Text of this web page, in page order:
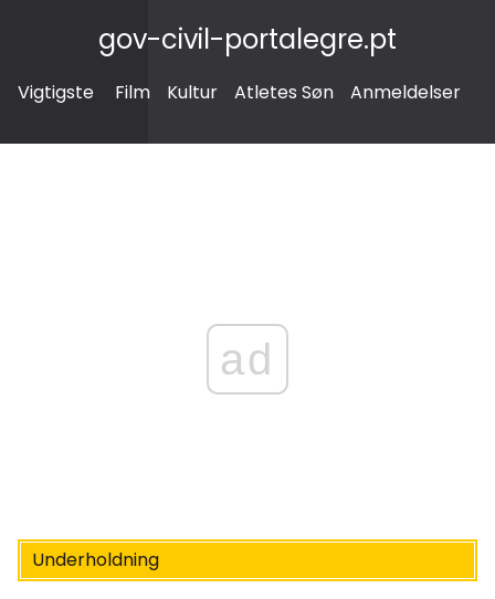
gov-civil-portalegre.pt
Vigtigste Film Kultur Atletes Søn Anmeldelser
ad
Underholdning